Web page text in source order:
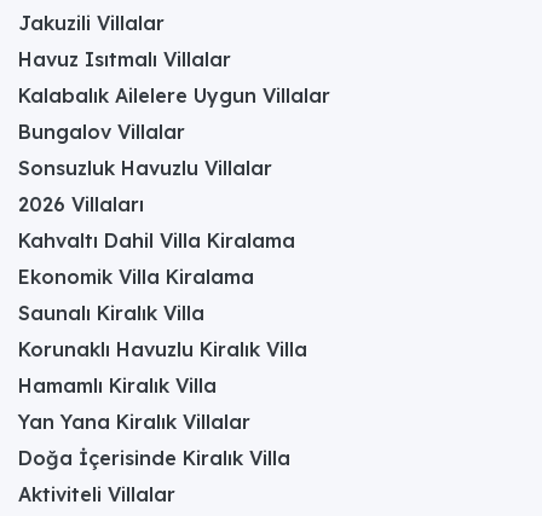
Jakuzili Villalar
Havuz Isıtmalı Villalar
Kalabalık Ailelere Uygun Villalar
Bungalov Villalar
Sonsuzluk Havuzlu Villalar
2026 Villaları
Kahvaltı Dahil Villa Kiralama
Ekonomik Villa Kiralama
Saunalı Kiralık Villa
Korunaklı Havuzlu Kiralık Villa
Hamamlı Kiralık Villa
Yan Yana Kiralık Villalar
Doğa İçerisinde Kiralık Villa
Aktiviteli Villalar